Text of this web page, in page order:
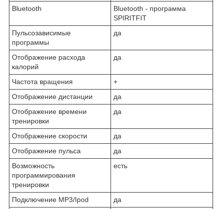
Bluetooth
Bluetooth - программа
SPIRITFIT
Пульсозависимые
программы
да
Отображение расхода
калорий
да
Частота вращения
+
Отображение дистанции
да
Отображение времени
тренировки
да
Отображение скорости
да
Отображение пульса
да
Возможность
программирования
тренировки
есть
Подключение MP3/Ipod
да